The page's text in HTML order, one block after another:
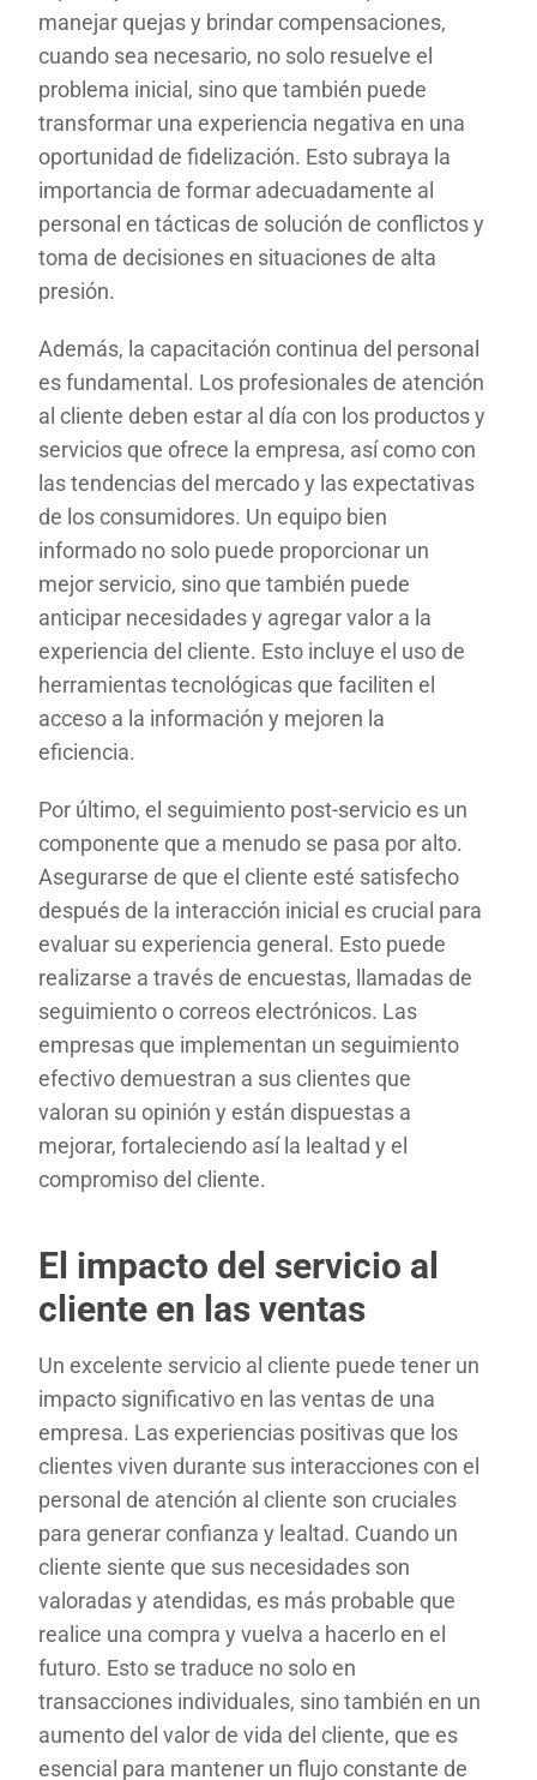
manejar quejas y brindar compensaciones,
cuando sea necesario, no solo resuelve el
problema inicial, sino que también puede
transformar una experiencia negativa en una
oportunidad de fidelización. Esto subraya la
importancia de formar adecuadamente al
personal en tácticas de solución de conflictos y
toma de decisiones en situaciones de alta
presión.
Además, la capacitación continua del personal
es fundamental. Los profesionales de atención
al cliente deben estar al día con los productos y
servicios que ofrece la empresa, así como con
las tendencias del mercado y las expectativas
de los consumidores. Un equipo bien
informado no solo puede proporcionar un
mejor servicio, sino que también puede
anticipar necesidades y agregar valor a la
experiencia del cliente. Esto incluye el uso de
herramientas tecnológicas que faciliten el
acceso a la información y mejoren la
eficiencia.
Por último, el seguimiento post-servicio es un
componente que a menudo se pasa por alto.
Asegurarse de que el cliente esté satisfecho
después de la interacción inicial es crucial para
evaluar su experiencia general. Esto puede
realizarse a través de encuestas, llamadas de
seguimiento o correos electrónicos. Las
empresas que implementan un seguimiento
efectivo demuestran a sus clientes que
valoran su opinión y están dispuestas a
mejorar, fortaleciendo así la lealtad y el
compromiso del cliente.
El impacto del servicio al
cliente en las ventas
Un excelente servicio al cliente puede tener un
impacto significativo en las ventas de una
empresa. Las experiencias positivas que los
clientes viven durante sus interacciones con el
personal de atención al cliente son cruciales
para generar confianza y lealtad. Cuando un
cliente siente que sus necesidades son
valoradas y atendidas, es más probable que
realice una compra y vuelva a hacerlo en el
futuro. Esto se traduce no solo en
transacciones individuales, sino también en un
aumento del valor de vida del cliente, que es
esencial para mantener un flujo constante de